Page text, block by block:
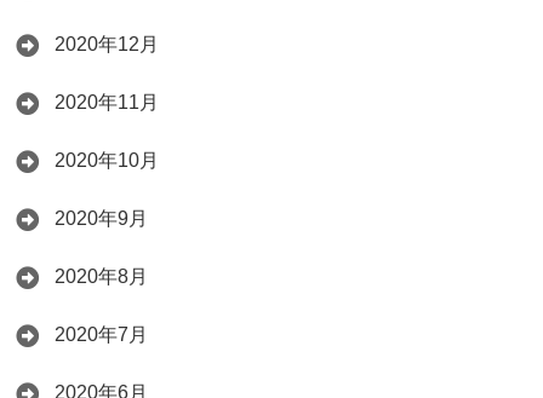
2020年12月
2020年11月
2020年10月
2020年9月
2020年8月
2020年7月
2020年6月